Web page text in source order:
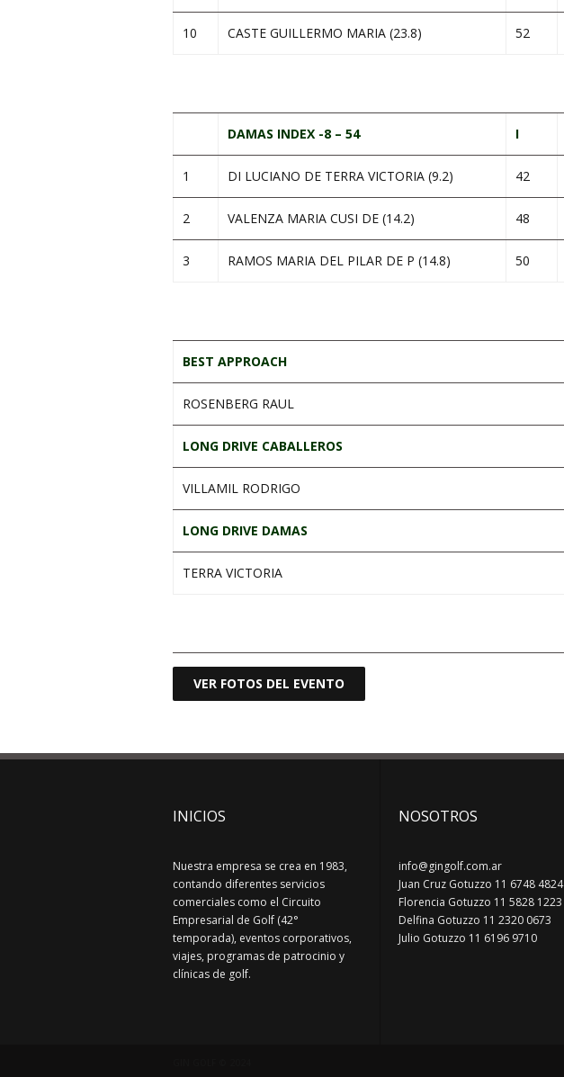
10 CASTE GUILLERMO MARIA (23.8) 52
DAMAS INDEX -8 – 54 I
1 DI LUCIANO DE TERRA VICTORIA (9.2) 42
2 VALENZA MARIA CUSI DE (14.2) 48
3 RAMOS MARIA DEL PILAR DE P (14.8) 50
BEST APPROACH
ROSENBERG RAUL
LONG DRIVE CABALLEROS
VILLAMIL RODRIGO
LONG DRIVE DAMAS
TERRA VICTORIA
VER FOTOS DEL EVENTO
INICIOS
Nuestra empresa se crea en 1983,
contando diferentes servicios
comerciales como el Circuito
Empresarial de Golf (42°
temporada), eventos corporativos,
viajes, programas de patrocinio y
clínicas de golf.
NOSOTROS
info@gingolf.com.ar
Juan Cruz Gotuzzo 11 6748 4824
Florencia Gotuzzo 11 5828 1223
Delfina Gotuzzo 11 2320 0673
Julio Gotuzzo 11 6196 9710